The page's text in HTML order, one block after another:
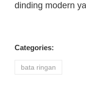
dinding modern
Categories:
bata ringan